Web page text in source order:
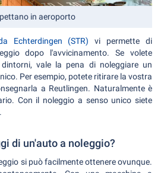
in aeroporto
Echterdingen (STR) vi permette di
dopo l'avvicinamento. Se volete
vale la pena di noleggiare un
Per esempio, potete ritirare la vostra
a Reutlingen. Naturalmente è
Con il noleggio a senso unico siete
di un'auto a noleggio?
si può facilmente ottenere ovunque.